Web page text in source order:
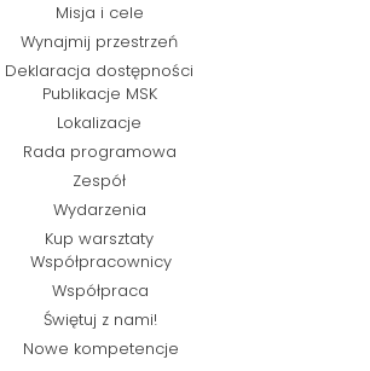
Misja i cele
Wynajmij przestrzeń
Deklaracja dostępności
Publikacje MSK
Lokalizacje
Rada programowa
Zespół
Wydarzenia
Kup warsztaty
Współpracownicy
Współpraca
Świętuj z nami!
Nowe kompetencje